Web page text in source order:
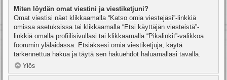
Miten löydän omat viestini ja viestiketjuni?
Omat viestisi näet klikkaamalla “Katso omia viestejäsi”-linkkiä
omissa asetuksissa tai klikkaamalla “Etsi käyttäjän viesteistä”-
linkkiä omalla profiilisivullasi tai klikkaamalla “Pikalinkit”-valikkoa
foorumin ylälaidassa. Etsiäksesi omia viestiketjuja, käytä
tarkennettua hakua ja täytä sen hakuehdot haluamallasi tavalla.
Ylös